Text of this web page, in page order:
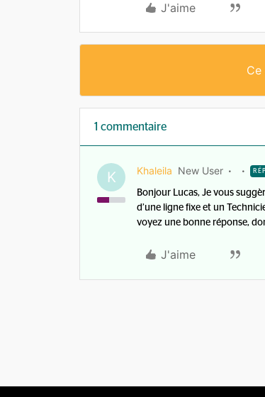
J'aime
1 commentaire
K Khaleila New User
Bonjour Lucas, Je vous
d’une ligne fixe et un
voyez une bonne réponse,
J'aime